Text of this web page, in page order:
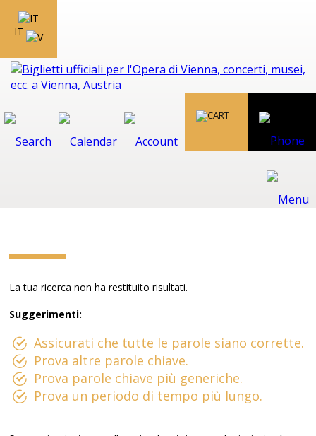
IT
La tua ricerca non ha restituito risultati.
Suggerimenti:
Assicurati che tutte le parole siano corrette.
Prova altre parole chiave.
Prova parole chiave più generiche.
Prova un periodo di tempo più lungo.